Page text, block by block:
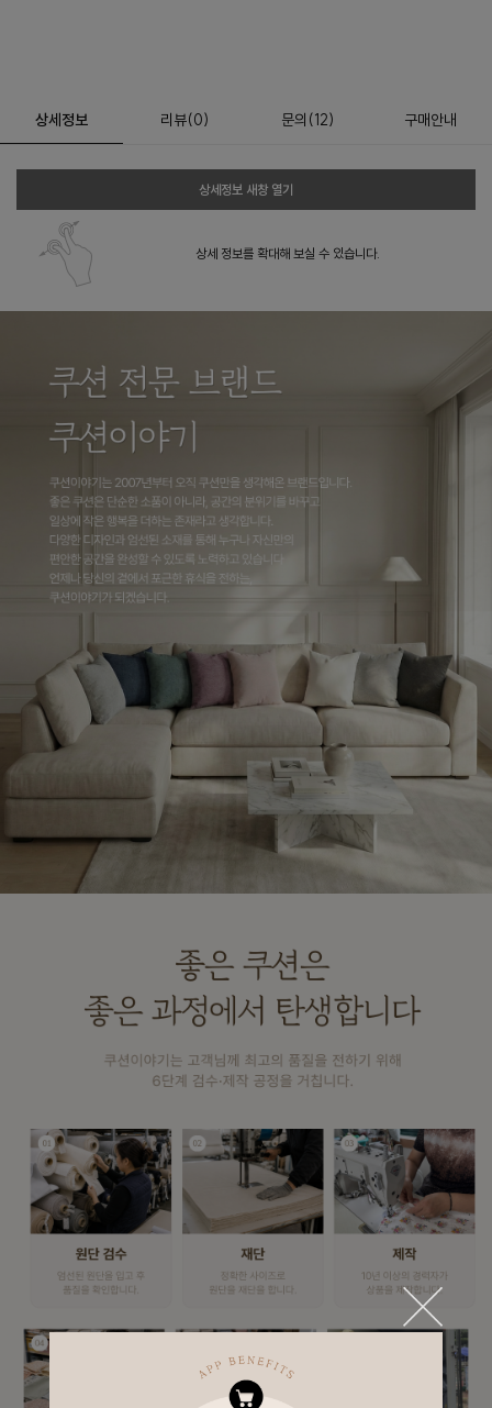
상세정보 리뷰(0) 문의 (12) 구매안내
상세정보 새창 열기
상세 정보를 확대해 보실 수 있습니다.